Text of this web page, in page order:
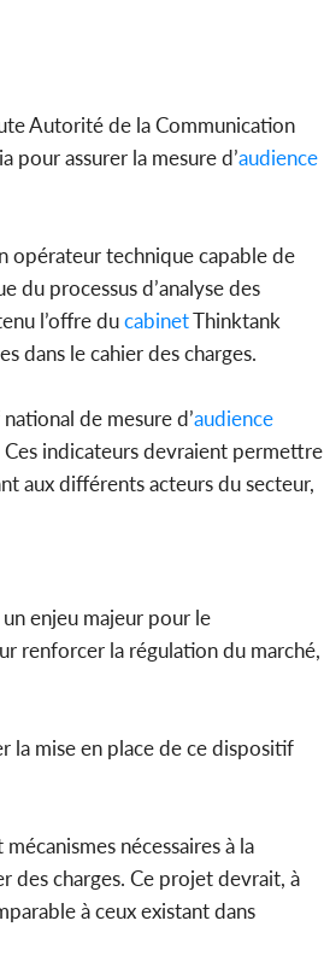
Autorité de la Communication
pour assurer la mesure d’audience
opérateur technique capable de
du processus d’analyse des
l’offre ducabinetThinktank
dans le cahier des charges.
de mesure d’audience
indicateurs devraient permettre
aux différents acteurs du secteur,
enjeu majeur pour le
renforcer la régulation du marché,
la mise en place de ce dispositif
nécessaires à la
des charges. Ce projet devrait, à
à ceux existant dans